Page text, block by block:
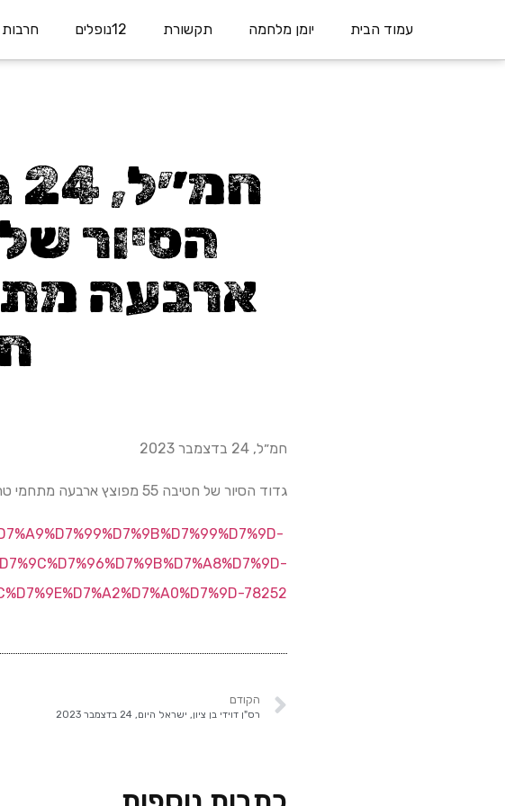
עמוד הבית יומן מלחמה תקשורת 12נופלים
ארבעה
חמ״ל, 24 בדצמבר 2023
גדוד הסיור של חטיבה 55 מפוצץ ארבעה מתחמי טרור לזכרם של חללי הגדוד
78252
הקודם
רס"ן דוידי בן ציון, ישראל היום, 24 בדצמבר 2023